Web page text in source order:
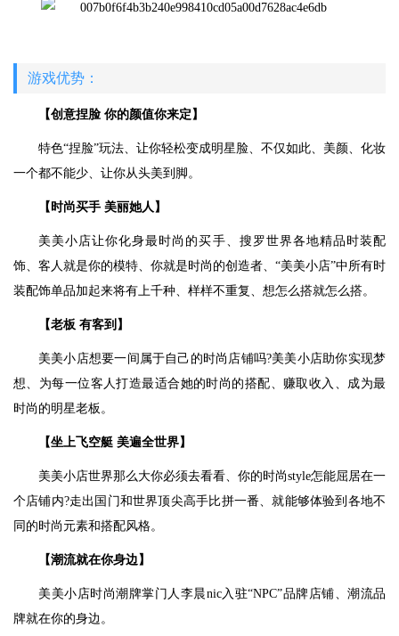
游戏优势：
【创意捏脸 你的颜值你来定】
特色“捏脸”玩法、让你轻松变成明星脸、不仅如此、美颜、化妆
一个都不能少、让你从头美到脚。
【时尚买手 美丽她人】
美美小店让你化身最时尚的买手、搜罗世界各地精品时装配
饰、客人就是你的模特、你就是时尚的创造者、“美美小店”中所有时
装配饰单品加起来将有上千种、样样不重复、想怎么搭就怎么搭。
【老板 有客到】
美美小店想要一间属于自己的时尚店铺吗?美美小店助你实现梦
想、为每一位客人打造最适合她的时尚的搭配、赚取收入、成为最
时尚的明星老板。
【坐上飞空艇 美遍全世界】
美美小店世界那么大你必须去看看、你的时尚style怎能屈居在一
个店铺内?走出国门和世界顶尖高手比拼一番、就能够体验到各地不
同的时尚元素和搭配风格。
【潮流就在你身边】
美美小店时尚潮牌掌门人李晨nic入驻“NPC”品牌店铺、潮流品
牌就在你的身边。